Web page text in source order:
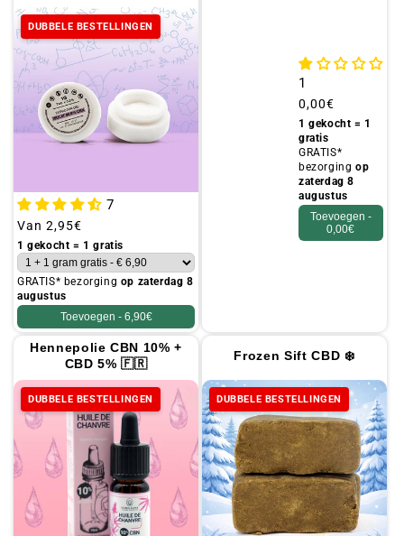
DUBBELE BESTELLINGEN
7
Gebruikelijke
prijs
Van 2,95€
1 gekocht = 1 gratis
GRATIS* bezorging op zaterdag 8
augustus
Toevoegen - 6,90€
1
Gebruikelijke
prijs
0,00€
1 gekocht = 1
gratis
GRATIS*
bezorging op
zaterdag 8
augustus
Toevoegen -
0,00€
Hennepolie CBN 10% +
CBD 5% 🇫🇷
DUBBELE BESTELLINGEN
Frozen Sift CBD ❄️
DUBBELE BESTELLINGEN